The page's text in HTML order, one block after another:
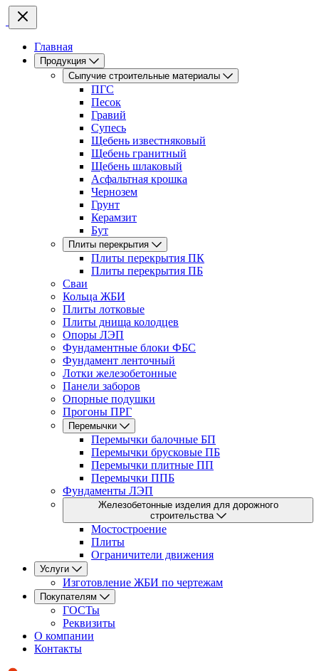
Главная
Продукция
Сыпучие строительные материалы
ПГС
Песок
Гравий
Супесь
Щебень известняковый
Щебень гранитный
Щебень шлаковый
Асфальтная крошка
Чернозем
Грунт
Керамзит
Бут
Плиты перекрытия
Плиты перекрытия ПК
Плиты перекрытия ПБ
Сваи
Кольца ЖБИ
Плиты лотковые
Плиты днища колодцев
Опоры ЛЭП
Фундаментные блоки ФБС
Фундамент ленточный
Лотки железобетонные
Панели заборов
Опорные подушки
Прогоны ПРГ
Перемычки
Перемычки балочные БП
Перемычки брусковые ПБ
Перемычки плитные ПП
Перемычки ППБ
Фундаменты ЛЭП
Железобетонные изделия для дорожного
строительства
Мостостроение
Плиты
Ограничители движения
Услуги
Изготовление ЖБИ по чертежам
Покупателям
ГОСТы
Реквизиты
О компании
Контакты